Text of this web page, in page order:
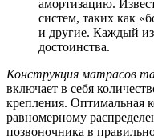
амортизацию.
систем, таких как
и другие. Каждый
достоинства.
Конструкция матрасов
включает в себя
крепления. Оптимальная
равномерному
позвоночника в